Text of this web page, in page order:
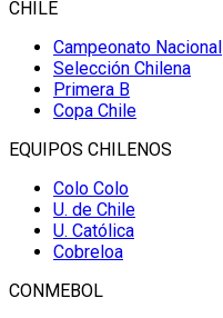
CHILE
Campeonato Nacional
Selección Chilena
Primera B
Copa Chile
EQUIPOS CHILENOS
Colo Colo
U. de Chile
U. Católica
Cobreloa
CONMEBOL